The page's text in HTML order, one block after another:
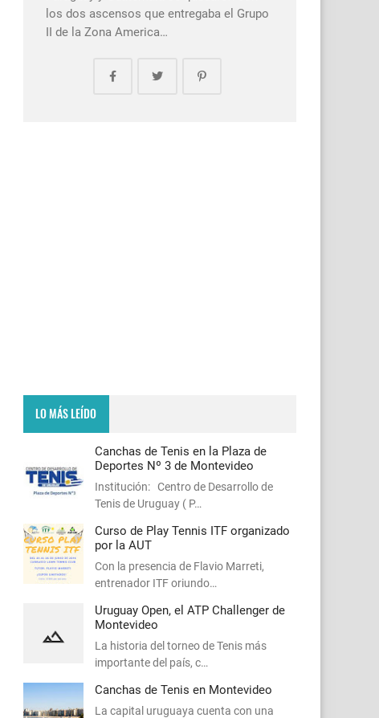
los dos ascensos que entregaba el Grupo
II de la Zona America…
LO MÁS LEÍDO
Canchas de Tenis en la Plaza de
Deportes Nº 3 de Montevideo
Institución: Centro de Desarrollo de
Tenis de Uruguay ( P…
Curso de Play Tennis ITF organizado
por la AUT
Con la presencia de Flavio Marreti,
entrenador ITF oriundo…
Uruguay Open, el ATP Challenger de
Montevideo
La historia del torneo de Tenis más
importante del país, c…
Canchas de Tenis en Montevideo
La capital uruguaya cuenta con una